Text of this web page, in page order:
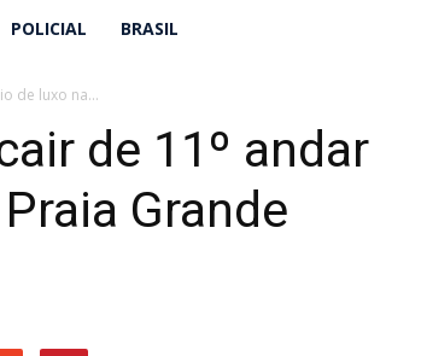
POLICIAL BRASIL
de luxo na...
de 11º andar
Grande